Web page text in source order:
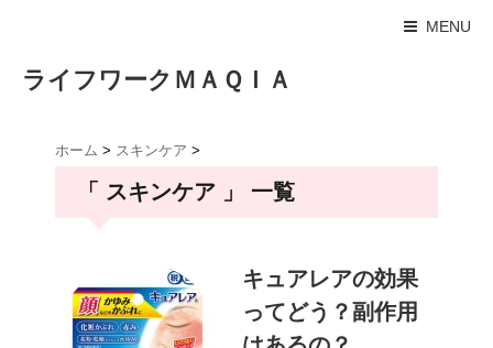
MENU
ライフワークＭＡＱＩＡ
ホーム > スキンケア >
「 スキンケア 」 一覧
キュアレアの効果
ってどう？副作用